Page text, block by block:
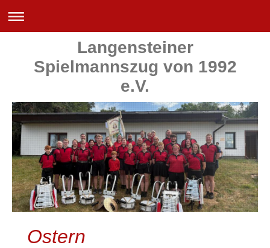
Langensteiner
Spielmannszug von 1992
e.V.
Ostern